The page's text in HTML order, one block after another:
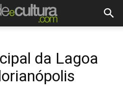
da Lagoa